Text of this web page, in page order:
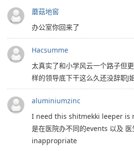
蘑菇地窖
办公室你回来了
Hacsumme
太真实了和小学风云一个路子但
样的领导底下干这么久还没辞职J
aluminiumzinc
I need this shitmekki leeper is
是在医院办不同的events 以及
inappropriate